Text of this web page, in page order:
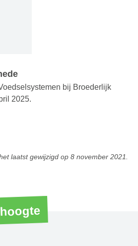
bij Broederlijk
2025.
laatst gewijzigd op 8 november 2021